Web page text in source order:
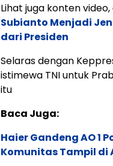
Lihat juga konten video,
Subianto Menjadi
dari Presiden
Selaras dengan
istimewa TNI untuk
itu
Baca Juga:
Haier Gandeng AO 1
Komunitas Tampil di